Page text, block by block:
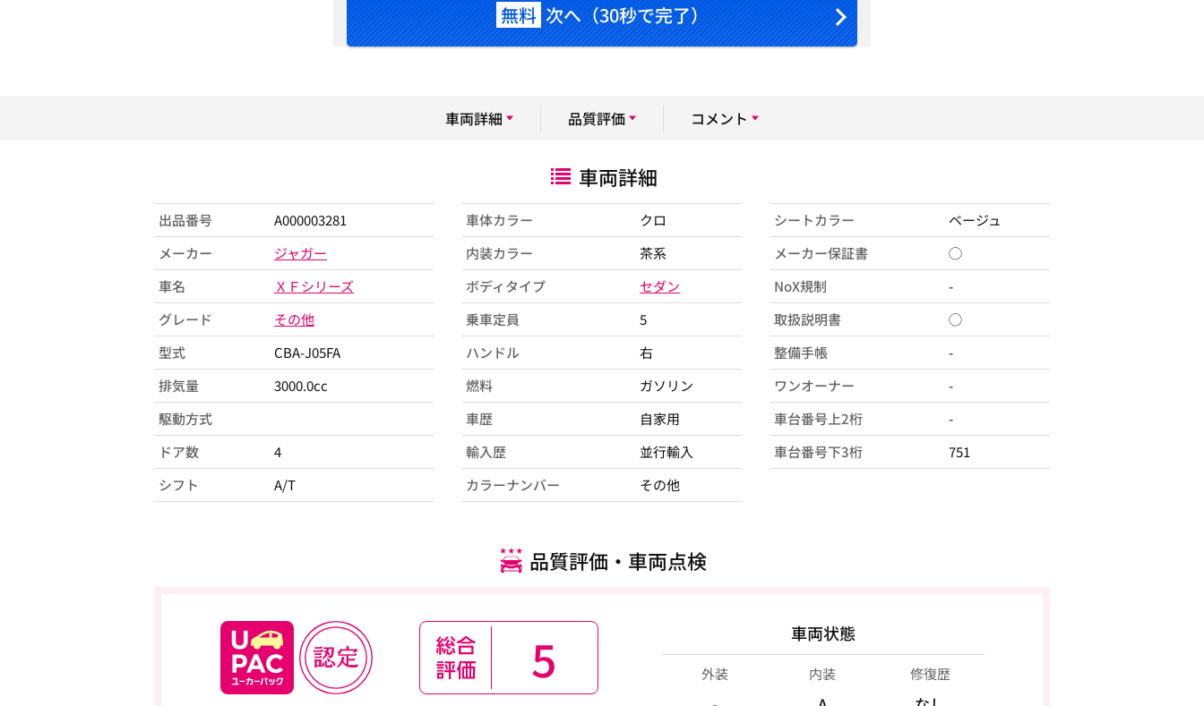
無料 次へ（30秒で完了）
車両詳細 品質評価 コメント
車両詳細
出品番号
A000003281
メーカー
ジャガー
車名
ＸＦシリーズ
グレード
その他
型式
CBA-J05FA
排気量
3000.0cc
駆動方式
ドア数
4
シフト
A/T
車体カラー
クロ
内装カラー
茶系
ボディタイプ
セダン
乗車定員
5
ハンドル
右
燃料
ガソリン
車歴
自家用
輸入歴
並行輸入
カラーナンバー
その他
シートカラー
ベージュ
メーカー保証書
◯
NoX規制
-
取扱説明書
◯
整備手帳
-
ワンオーナー
-
車台番号上2桁
-
車台番号下3桁
751
品質評価・車両点検
5 車両状態
外装 内装 修復歴